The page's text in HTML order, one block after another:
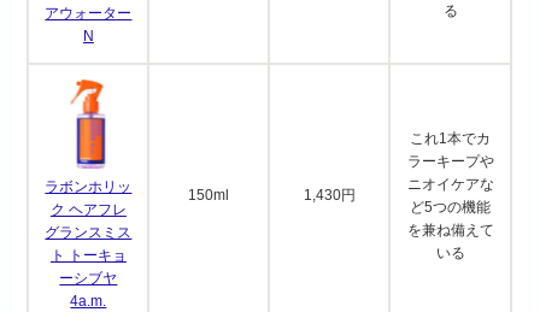
アウォーター
N
る
ラボンホリッ
ク ヘアフレ
グランスミス
ト トーキョ
ーシブヤ
4a.m.
150ml 1,430円
これ1本でカ
ラーキープや
ニオイケアな
ど5つの機能
を兼ね備えて
いる